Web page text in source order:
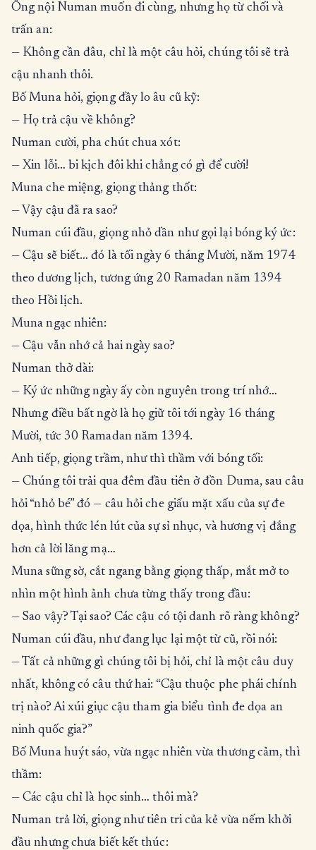
Ông nội Numan muốn đi cùng, nhưng họ từ chối và
trấn an:
— Không cần đâu, chỉ là một câu hỏi, chúng tôi sẽ trả
cậu nhanh thôi.
Bố Muna hỏi, giọng đầy lo âu cũ kỹ:
— Họ trả cậu về không?
Numan cười, pha chút chua xót:
— Xin lỗi… bi kịch đôi khi chẳng có gì để cười!
Muna che miệng, giọng thảng thốt:
— Vậy cậu đã ra sao?
Numan cúi đầu, giọng nhỏ dần như gọi lại bóng ký ức:
— Cậu sẽ biết… đó là tối ngày 6 tháng Mười, năm 1974
theo dương lịch, tương ứng 20 Ramadan năm 1394
theo Hồi lịch.
Muna ngạc nhiên:
— Cậu vẫn nhớ cả hai ngày sao?
Numan thở dài:
— Ký ức những ngày ấy còn nguyên trong trí nhớ…
Nhưng điều bất ngờ là họ giữ tôi tới ngày 16 tháng
Mười, tức 30 Ramadan năm 1394.
Anh tiếp, giọng trầm, như thì thầm với bóng tối:
— Chúng tôi trải qua đêm đầu tiên ở đồn Duma, sau câu
hỏi “nhỏ bé” đó — câu hỏi che giấu mặt xấu của sự đe
dọa, hình thức lén lút của sự sỉ nhục, và hương vị đắng
hơn cả lời lăng mạ…
Muna sững sờ, cắt ngang bằng giọng thấp, mắt mở to
nhìn một hình ảnh chưa từng thấy trong đầu:
— Sao vậy? Tại sao? Các cậu có tội danh rõ ràng không?
Numan cúi đầu, như đang lục lại một từ cũ, rồi nói:
— Tất cả những gì chúng tôi bị hỏi, chỉ là một câu duy
nhất, không có câu thứ hai: “Cậu thuộc phe phái chính
trị nào? Ai xúi giục cậu tham gia biểu tình đe dọa an
ninh quốc gia?”
Bố Muna huýt sáo, vừa ngạc nhiên vừa thương cảm, thì
thầm:
— Các cậu chỉ là học sinh… thôi mà?
Numan trả lời, giọng như tiên tri của kẻ vừa nếm khởi
đầu nhưng chưa biết kết thúc: